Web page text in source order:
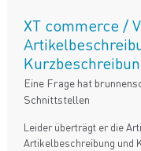
XT commerce /
Eine Frage hat
Schnittstellen
Leider überträgt er die
Artikelbeschreibung und